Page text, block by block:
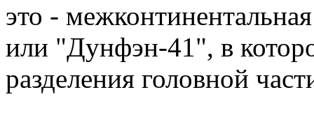
это -
или "Дунфэн-41", в
разделения головной